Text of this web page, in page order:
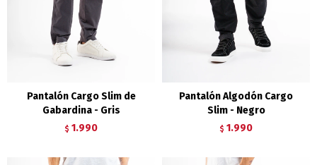
Pantalón Cargo Slim de
Gabardina - Gris
$ 1.990
Pantalón Algodón Cargo
Slim - Negro
$ 1.990